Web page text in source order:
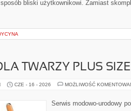
bliski użytkownikowi. Zamiast
TWARZY PLUS SIZE
CZE - 16 - 2026 MOŻLIWOŚĆ
Serwis modowo-urodowy